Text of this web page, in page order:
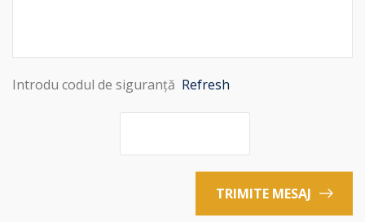
Introdu codul de siguranță Refresh
TRIMITE MESAJ